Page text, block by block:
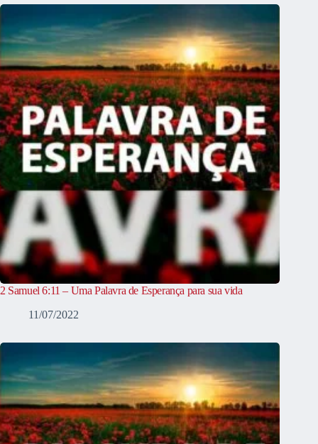
2 Samuel 6:11 – Uma Palavra de Esperança para sua vida
11/07/2022